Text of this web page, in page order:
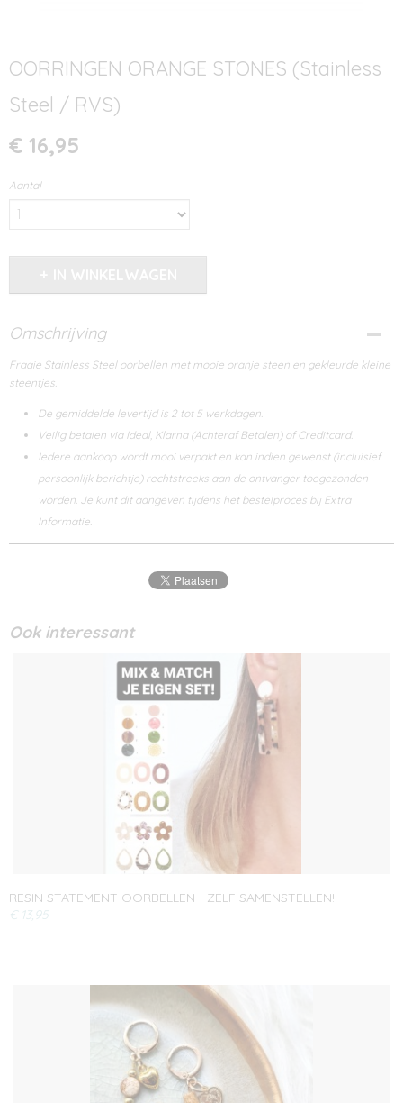
OORRINGEN ORANGE STONES (Stainless
Steel / RVS)
€ 16,95
Aantal
Omschrijving
Fraaie Stainless Steel oorbellen met mooie oranje steen en gekleurde kleine
steentjes.
De gemiddelde levertijd is 2 tot 5 werkdagen.
Veilig betalen via Ideal, Klarna (Achteraf Betalen) of Creditcard.
Iedere aankoop wordt mooi verpakt en kan indien gewenst (incluisief
persoonlijk berichtje) rechtstreeks aan de ontvanger toegezonden
worden. Je kunt dit aangeven tijdens het bestelproces bij Extra
Informatie.
Ook interessant
RESIN STATEMENT OORBELLEN - ZELF SAMENSTELLEN!
€ 13,95